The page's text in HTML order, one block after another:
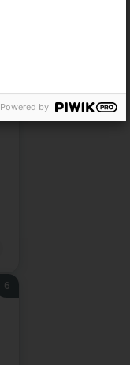
6
Powered by